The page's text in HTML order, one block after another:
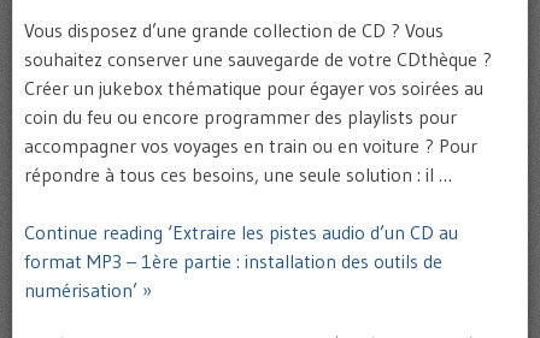
Vous disposez d’une grande collection de CD ? Vous
souhaitez conserver une sauvegarde de votre CDthèque ?
Créer un jukebox thématique pour égayer vos soirées au
coin du feu ou encore programmer des playlists pour
accompagner vos voyages en train ou en voiture ? Pour
répondre à tous ces besoins, une seule solution : il …
Continue reading ‘Extraire les pistes audio d’un CD au
format MP3 – 1ère partie : installation des outils de
numérisation’ »